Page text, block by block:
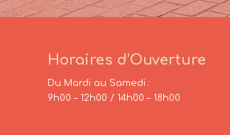
Horaires d’Ouverture
Du Mardi au Samedi :
9h00 – 12h00 / 14h00 – 18h00